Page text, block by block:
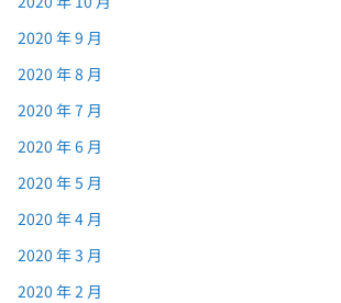
2020 年 9 月
2020 年 8 月
2020 年 7 月
2020 年 6 月
2020 年 5 月
2020 年 4 月
2020 年 3 月
2020 年 2 月